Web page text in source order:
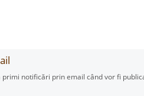
notificări prin email când vor fi